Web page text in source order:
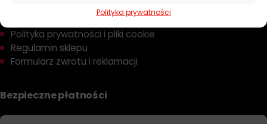
Polityka prywatności
Polityka prywatności i pliki cookie
Regulamin sklepu
Formularz zwrotu i reklamacji
Bezpieczne płatności